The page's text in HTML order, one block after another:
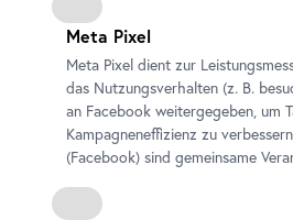
Weitere
Meta Pixel
Meta Pixel dient zur
das Nutzungsverhalten (z. B.
an Facebook weitergegeben, um
Kampagneneffizienz zu
(Facebook) sind gemeinsame